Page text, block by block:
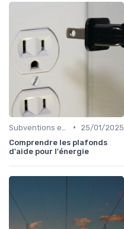
•
25/01/2025
Comprendre les plafonds
d'aide pour l'énergie